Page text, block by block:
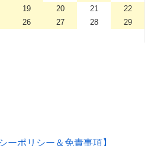
19 20 21
22
26 27 28
29
ーポリシー＆免責事項】